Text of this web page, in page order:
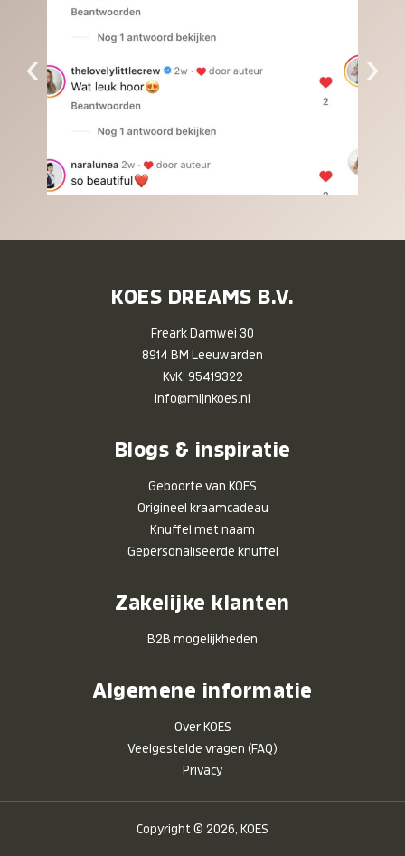
‹ ›
KOES DREAMS B.V.
Freark Damwei 30
8914 BM Leeuwarden
KvK: 95419322
info@mijnkoes.nl
Blogs & inspiratie
Geboorte van KOES
Origineel kraamcadeau
Knuffel met naam
Gepersonaliseerde knuffel
Zakelijke klanten
B2B mogelijkheden
Algemene informatie
Over KOES
Veelgestelde vragen (FAQ)
Privacy
Copyright © 2026, KOES